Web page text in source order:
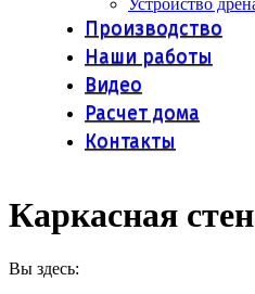
Устройство
Производство
Наши работы
Видео
Расчет дома
Контакты
Каркасная
Вы здесь: